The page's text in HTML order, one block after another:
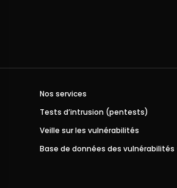
Nos services
Tests d’intrusion (pentests)
Veille sur les vulnérabilités
Base de données des vulnérabilités